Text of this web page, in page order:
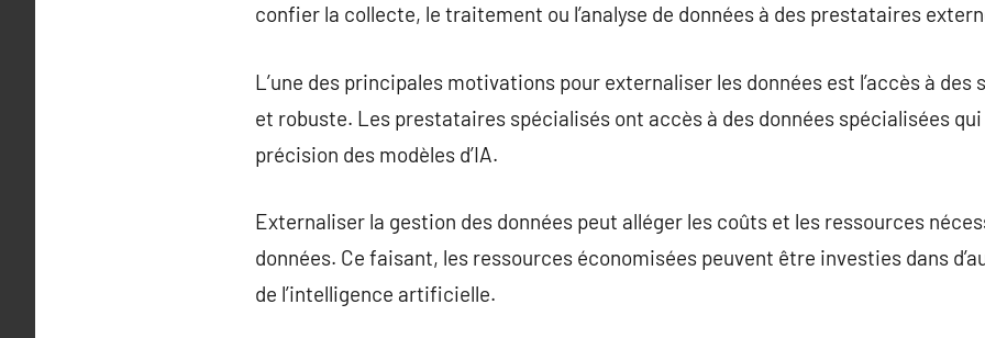
confier la collecte, le traitement ou l’analyse de données à des prestataires
L’une des principales motivations pour externaliser les données est l’accès à des
et robuste. Les prestataires spécialisés ont accès à des données spécialisées
précision des modèles d’IA.
Externaliser la gestion des données peut alléger les coûts et les ressources
données. Ce faisant, les ressources économisées peuvent être investies dans
de l’intelligence artificielle.